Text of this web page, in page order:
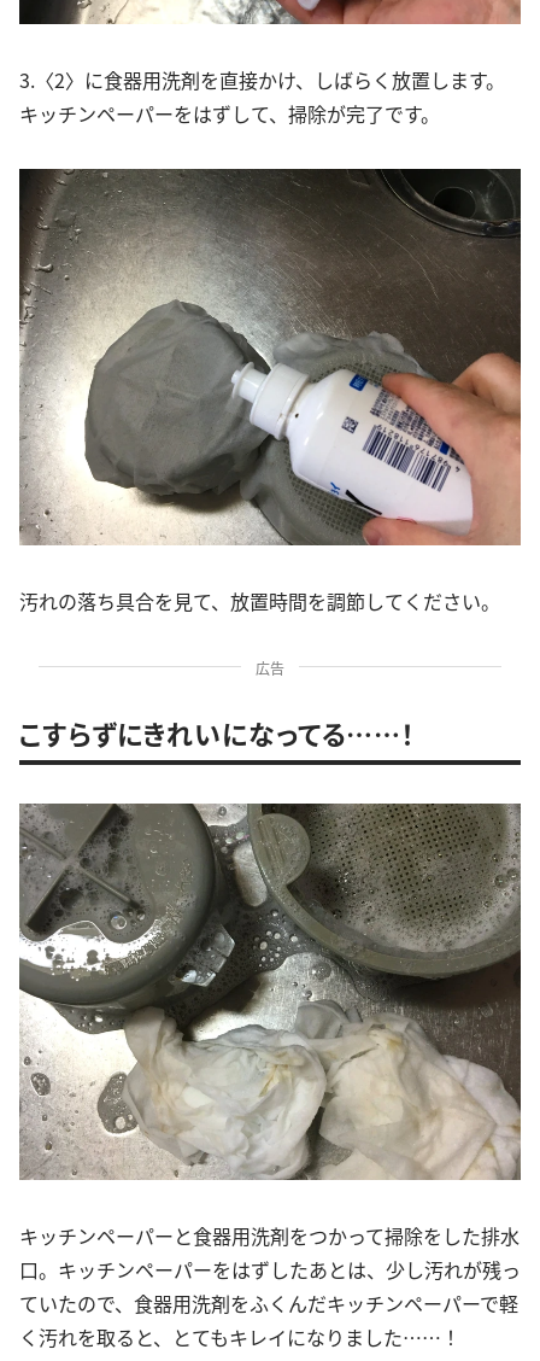
3.〈2〉に食器用洗剤を直接かけ、しばらく放置します。
キッチンペーパーをはずして、掃除が完了です。
汚れの落ち具合を見て、放置時間を調節してください。
広告
こすらずにきれいになってる……！
キッチンペーパーと食器用洗剤をつかって掃除をした排水
口。キッチンペーパーをはずしたあとは、少し汚れが残っ
ていたので、食器用洗剤をふくんだキッチンペーパーで軽
く汚れを取ると、とてもキレイになりました……！